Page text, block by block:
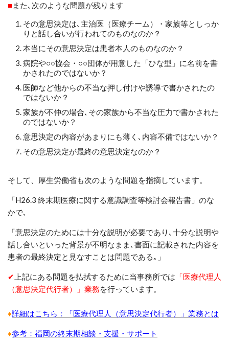
■また､次のような問題が残ります
その意思決定は､主治医（医療チーム）・家族等としっか
りと話し合いが行われてのものなのか？
本当にその意思決定は患者本人のものなのか？
病院や○○協会 ・○○団体が用意した「ひな型」に名前を書
かされたのではないか？
医師など他からの不当な押し付けや誘導で書かされたの
ではないか？
家族が不仲の場合､その家族から不当な圧力で書かされた
のではないか？
意思決定の内容があまりにも薄く､内容不備ではないか？
その意思決定が最終の意思決定なのか？
そして、厚生労働省も次のような問題を指摘しています。
「H26.3 終末期医療に関する意識調査等検討会報告書」のな
かで､
「意思決定のためには十分な説明が必要であり､十分な説明や
話し合いといった背景が不明なまま､書面に記載された内容を
患者の最終決定と見なすことは問題である｡」
✔ 上記にある問題を払拭するために当事務所では 「医療代理人
（意思決定代行者）」業務を行っています。
♦詳細はこちら：「医療代理人（意思決定代行者）」業務とは
♦参考：福岡の終末期相談・支援・サポート